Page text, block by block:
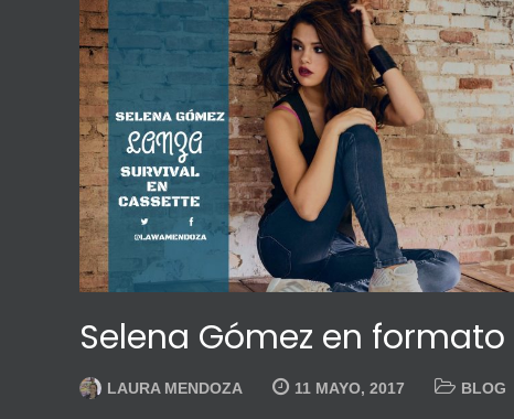
Selena Gómez en
LAURA MENDOZA 11 MAYO, 2017 BLOG